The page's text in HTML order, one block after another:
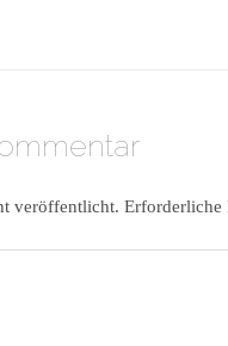
veröffentlicht.